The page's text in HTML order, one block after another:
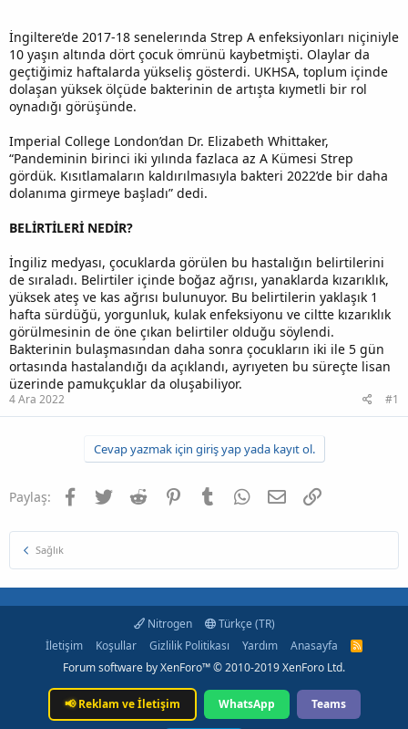
İngiltere’de 2017-18 senelerında Strep A enfeksiyonları niçiniyle
10 yaşın altında dört çocuk ömrünü kaybetmişti. Olaylar da
geçtiğimiz haftalarda yükseliş gösterdi. UKHSA, toplum içinde
dolaşan yüksek ölçüde bakterinin de artışta kıymetli bir rol
oynadığı görüşünde.
Imperial College London’dan Dr. Elizabeth Whittaker,
“Pandeminin birinci iki yılında fazlaca az A Kümesi Strep
gördük. Kısıtlamaların kaldırılmasıyla bakteri 2022’de bir daha
dolanıma girmeye başladı” dedi.
BELİRTİLERİ NEDİR?
İngiliz medyası, çocuklarda görülen bu hastalığın belirtilerini
de sıraladı. Belirtiler içinde boğaz ağrısı, yanaklarda kızarıklık,
yüksek ateş ve kas ağrısı bulunuyor. Bu belirtilerin yaklaşık 1
hafta sürdüğü, yorgunluk, kulak enfeksiyonu ve ciltte kızarıklık
görülmesinin de öne çıkan belirtiler olduğu söylendi.
Bakterinin bulaşmasından daha sonra çocukların iki ile 5 gün
ortasında hastalandığı da açıklandı, ayrıyeten bu süreçte lisan
üzerinde pamukçuklar da oluşabiliyor.
4 Ara 2022 #1
Cevap yazmak için giriş yap yada kayıt ol.
Paylaş: Facebook
TwitterReddit PinterestTumblrWhatsApp
E-postaLink
Sağlık
Nitrogen
Türkçe (TR)
İletişim
Koşullar Gizlilik Politikası Yardım Anasayfa
R
S
Forum software by XenForo™© 2010-2019 XenForo Ltd.
📢Reklam ve İletişim WhatsApp Teams